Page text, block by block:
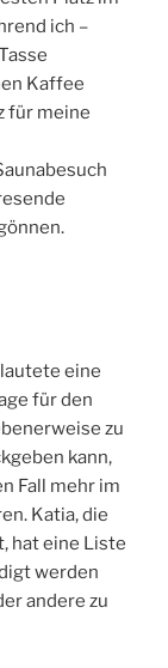
für meine
für den
zu
kann,
Fall mehr im
Katia, die
eine Liste
werden
andere zu
spät, neu
Droemer